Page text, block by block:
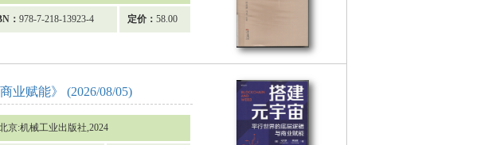
： 978-7-218-13923-4 定价： 58.00
业赋能》 (2026/08/05)
京:机械工业出版社,2024